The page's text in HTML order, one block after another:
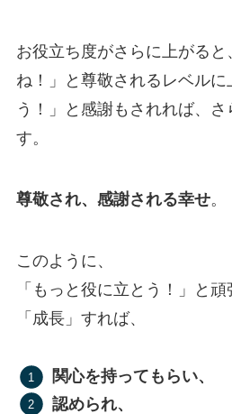
お役立ち度がさらに上がると
ね！」と尊敬されるレベルに
う！」と感謝もされれば、さ
す。
尊敬され、感謝される幸せ。
このように、
「もっと役に立とう！」と頑
「成長」すれば、
関心を持ってもらい、
認められ、